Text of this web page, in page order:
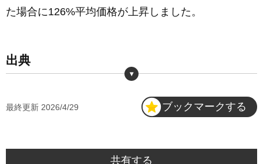
2025年8月 717円
2025年6月 716円
2025年5月
た場合に126%平均価格が上昇しました。
出典
油味を含む)・1杯
最終更新 2026/4/29 ブックマークする
共有する